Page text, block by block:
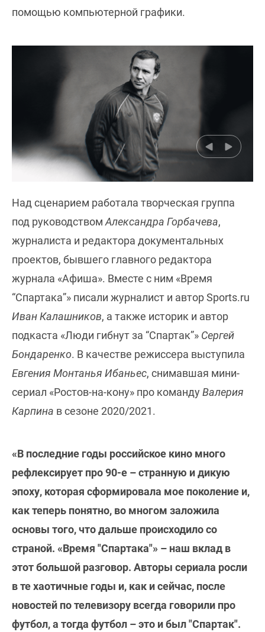
помощью компьютерной графики.
Над сценарием работала творческая группа
под руководством Александра Горбачева,
журналиста и редактора документальных
проектов, бывшего главного редактора
журнала «Афиша». Вместе с ним «Время
“Спартака”» писали журналист и автор Sports.ru
Иван Калашников, а также историк и автор
подкаста «Люди гибнут за “Спартак”» Сергей
Бондаренко. В качестве режиссера выступила
Евгения Монтанья Ибаньес, снимавшая мини-
сериал «Ростов-на-кону» про командуВалерия
Карпина в сезоне 2020/2021.
«В последние годы российское кино много
рефлексирует про 90-е – странную и дикую
эпоху, которая сформировала мое поколение и,
как теперь понятно, во многом заложила
основы того, что дальше происходило со
страной. «Время "Спартака"» – наш вклад в
этот большой разговор. Авторы сериала росли
в те хаотичные годы и, как и сейчас, после
новостей по телевизору всегда говорили про
футбол, а тогда футбол – это и был "Спартак".